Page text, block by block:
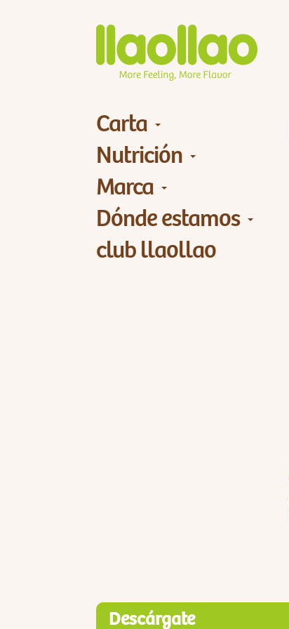
Carta
Nutrición
Marca
Dónde estamos
club llaollao
Descárgate